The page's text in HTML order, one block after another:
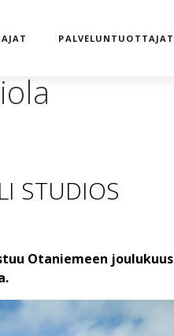
PALVELUNTUOTTAJAT
STUDIOS
Otaniemeen